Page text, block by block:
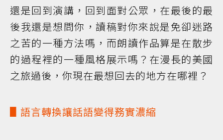
還是回到演講，回到面對公眾，在最後的最
後我還是想問你，讀稿對你來說是免卻迷路
之苦的一種方法嗎，而朗讀作品算是在散步
的過程裡的一種風格展示嗎？在漫長的美國
之旅過後，你現在最想回去的地方在哪裡？
▋語言轉換讓話語變得務實濃縮